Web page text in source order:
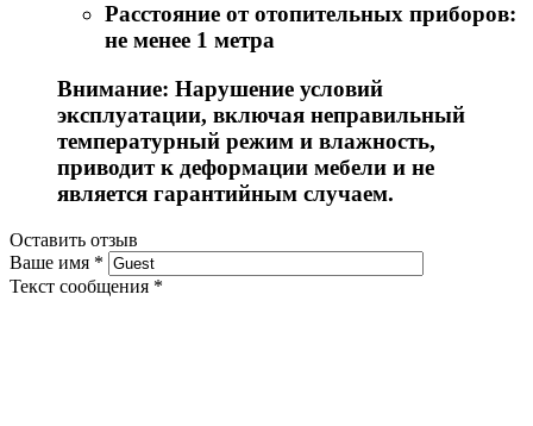
Расстояние от отопительных приборов:
не менее 1 метра
Внимание: Нарушение условий
эксплуатации, включая неправильный
температурный режим и влажность,
приводит к деформации мебели и не
является гарантийным случаем.
Оставить отзыв
Ваше имя *
Текст сообщения *